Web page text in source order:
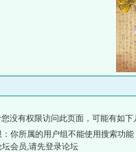
没有权限访问此页面，可能有如下
：你所属的用户组不能使用搜索功能
会员,请先登录论坛